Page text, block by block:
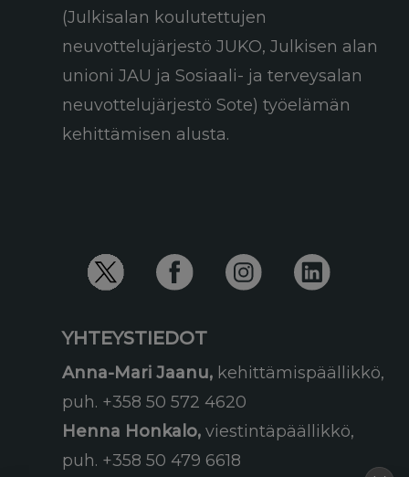
(Julkisalan koulutettujen
neuvottelujärjestö JUKO, Julkisen alan
unioni JAU ja Sosiaali- ja terveysalan
neuvottelujärjestö Sote) työelämän
kehittämisen alusta.
YHTEYSTIEDOT
Anna-Mari Jaanu, kehittämispäällikkö,
puh. +358 50 572 4620
Henna Honkalo, viestintäpäällikkö,
puh. +358 50 479 6618